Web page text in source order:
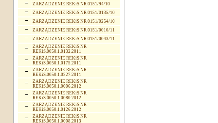
ZARZĄDZENIE REKiS NR 0151/94/10
ZARZĄDZENIE REKiS NR 0151/0135/10
ZARZĄDZENIE REKiS NR 0151/0254/10
ZARZĄDZENIE REKiS NR 0151/0010/11
ZARZĄDZENIE REKiS NR 0151/0043/11
ZARZĄDZENIE REKiS NR
REKiS.0050.1.0132.2011
ZARZĄDZENIE REKiS NR
REKiS.0050.1.0175.2011
ZARZĄDZENIE REKiS NR
REKiS.0050.1.0227.2011
ZARZĄDZENIE REKiS NR
REKiS.0050.1.0006.2012
ZARZĄDZENIE REKiS NR
REKiS.0050.1.0080.2012
ZARZĄDZENIE REKiS NR
REKiS.0050.1.0126.2012
ZARZĄDZENIE REKiS NR
REKiS.0050.1.0008.2013